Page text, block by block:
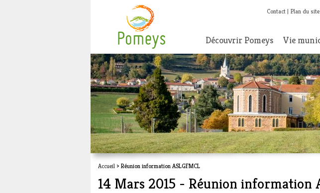
Contact Plan du site
Découvrir Pomeys Vie
Accueil > Réunion information ASLGFMCL
14 Mars 2015 - Réunion information